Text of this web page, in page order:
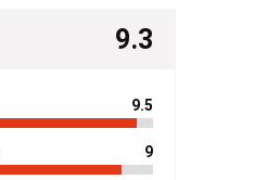
9.3
9.5
9